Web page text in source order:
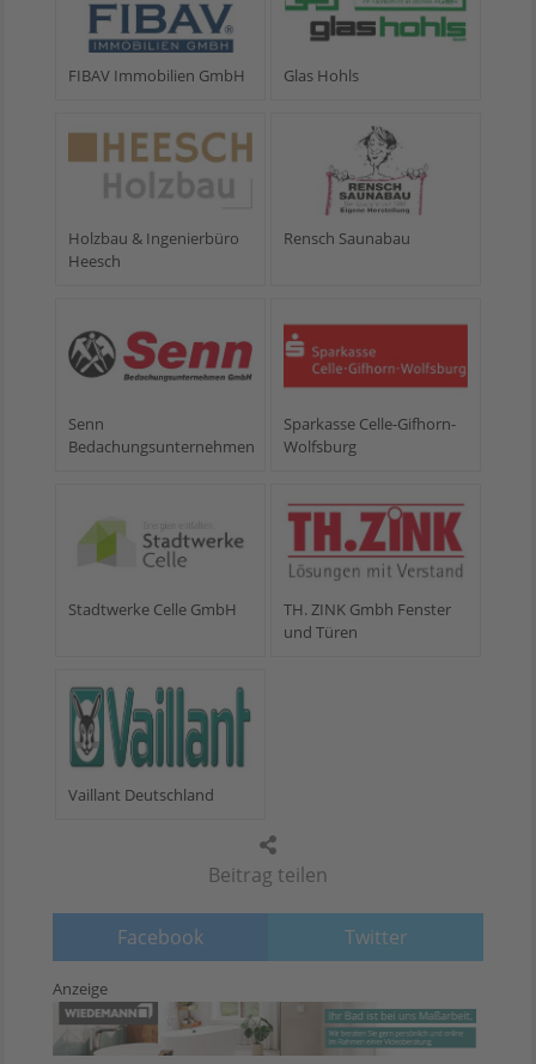
Beitrag teilen
Facebook Twitter
FIBAV Immobilien GmbH Glas Hohls
Holzbau & Ingenierbüro
Heesch
Rensch Saunabau
Senn
Bedachungsunternehmen
Sparkasse Celle-Gifhorn-
Wolfsburg
Stadtwerke Celle GmbH
TH. ZINK Gmbh Fenster
und Türen
Vaillant Deutschland
Anzeige